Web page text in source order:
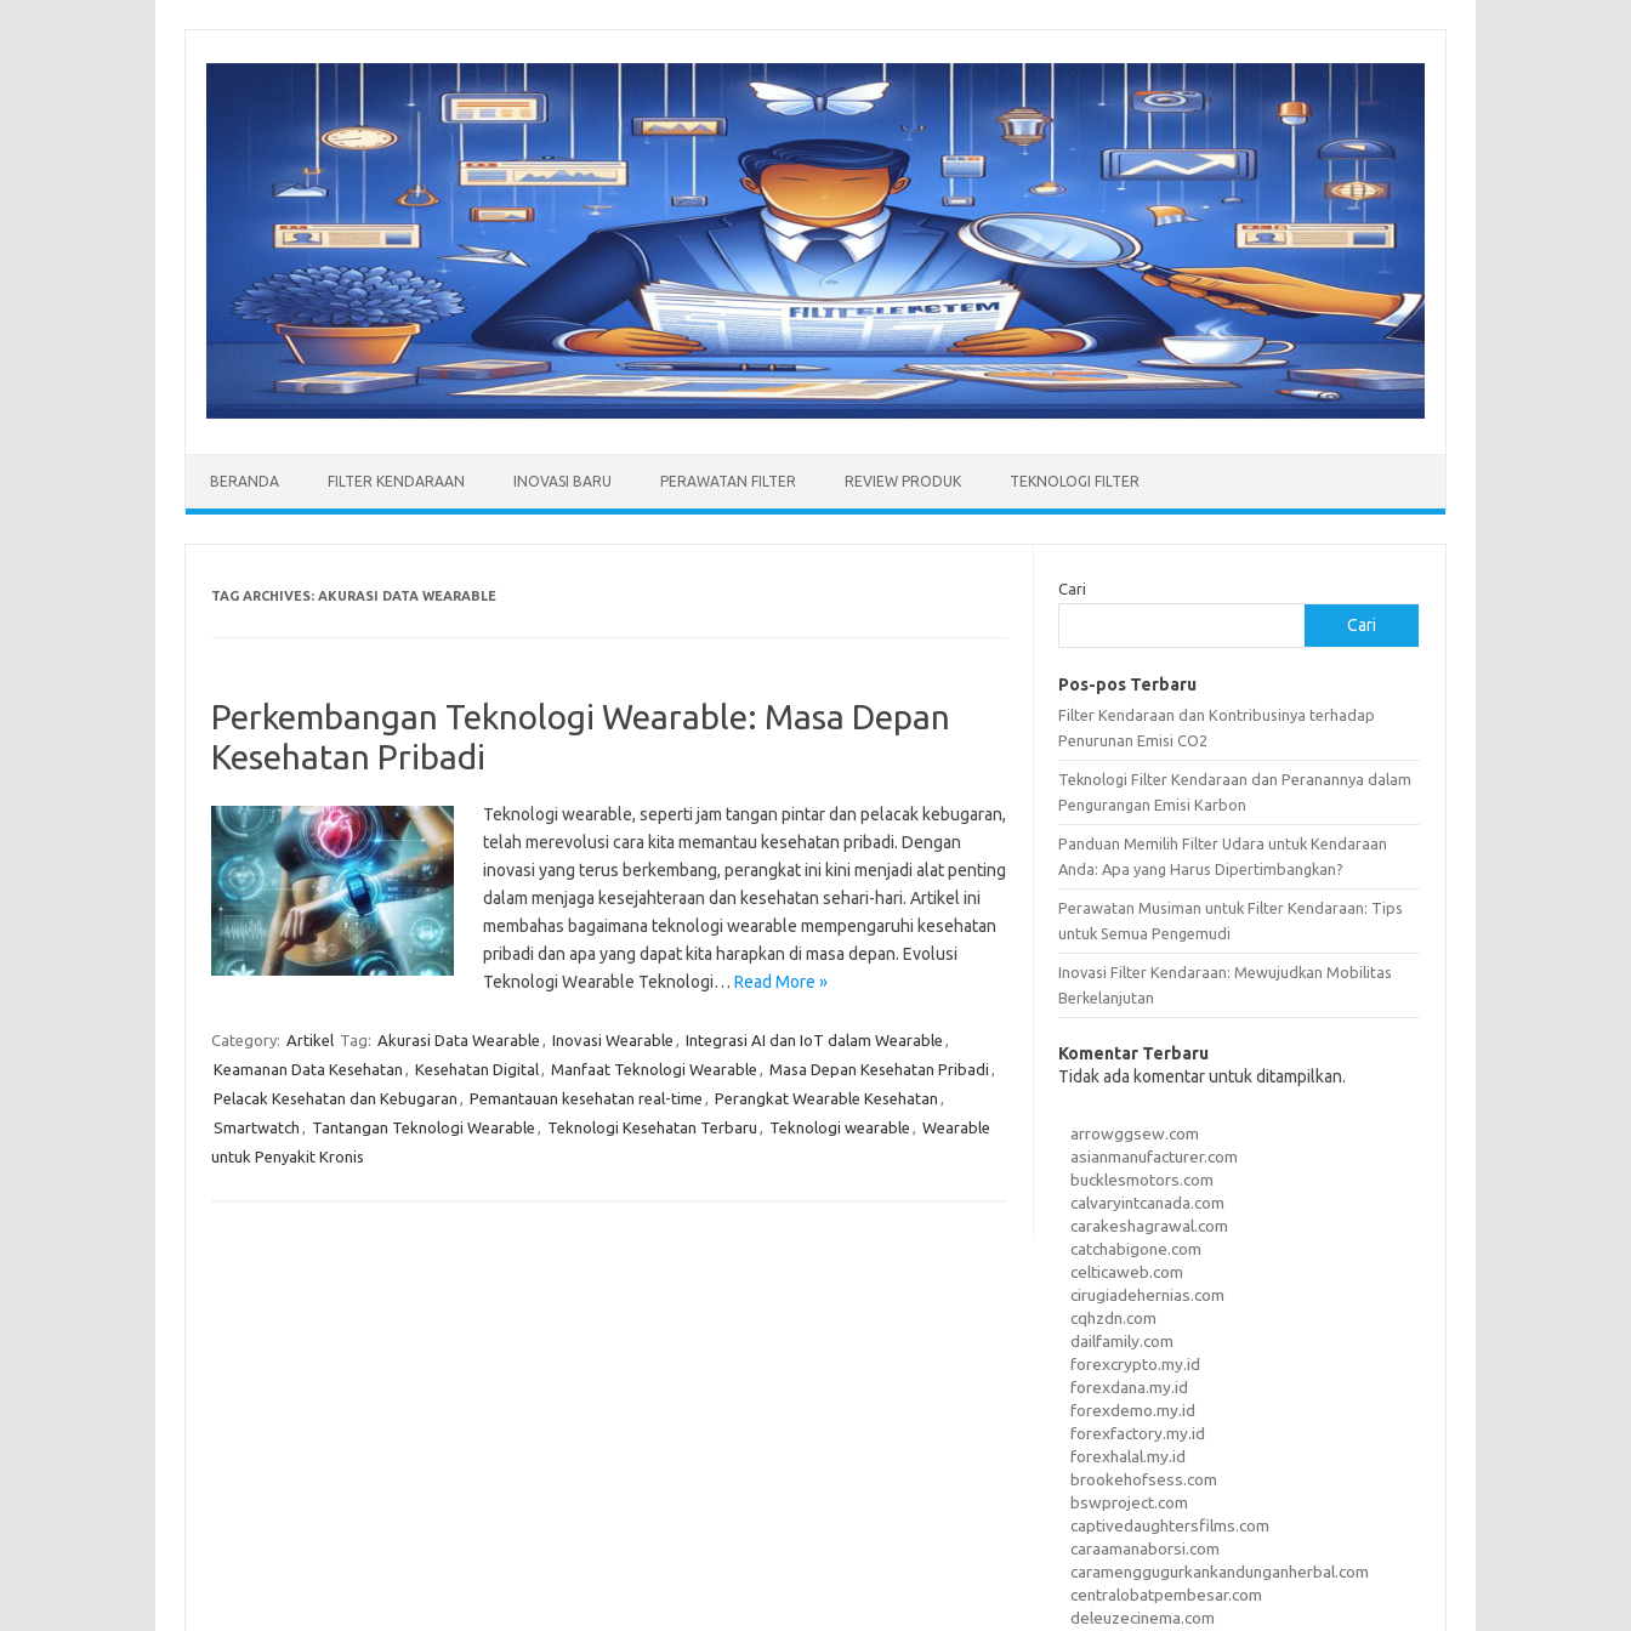
BERANDA FILTER KENDARAAN INOVASI BARU PERAWATAN FILTER REVIEW PRODUK TEKNOLOGI FILTER
TAG ARCHIVES: AKURASI DATA WEARABLE
Perkembangan Teknologi Wearable: Masa Depan
Kesehatan Pribadi
Teknologi wearable, seperti jam tangan pintar dan pelacak kebugaran,
telah merevolusi cara kita memantau kesehatan pribadi. Dengan
inovasi yang terus berkembang, perangkat ini kini menjadi alat penting
dalam menjaga kesejahteraan dan kesehatan sehari-hari. Artikel ini
membahas bagaimana teknologi wearable mempengaruhi kesehatan
pribadi dan apa yang dapat kita harapkan di masa depan. Evolusi
Teknologi Wearable Teknologi… Read More »
Category: Artikel Tag: Akurasi Data Wearable , Inovasi Wearable , Integrasi AI dan IoT dalam Wearable ,
Keamanan Data Kesehatan , Kesehatan Digital, Manfaat Teknologi Wearable , Masa Depan Kesehatan Pribadi ,
Pelacak Kesehatan dan Kebugaran , Pemantauan kesehatan real-time , Perangkat Wearable Kesehatan ,
Smartwatch , Tantangan Teknologi Wearable , Teknologi Kesehatan Terbaru , Teknologi wearable , Wearable
untuk Penyakit Kronis
Cari
Cari
Pos-pos Terbaru
Filter Kendaraan dan Kontribusinya terhadap
Penurunan Emisi CO2
Teknologi Filter Kendaraan dan Peranannya dalam
Pengurangan Emisi Karbon
Panduan Memilih Filter Udara untuk Kendaraan
Anda: Apa yang Harus Dipertimbangkan?
Perawatan Musiman untuk Filter Kendaraan: Tips
untuk Semua Pengemudi
Inovasi Filter Kendaraan: Mewujudkan Mobilitas
Berkelanjutan
Komentar Terbaru
Tidak ada komentar untuk ditampilkan.
arrowggsew.com
asianmanufacturer.com
bucklesmotors.com
calvaryintcanada.com
carakeshagrawal.com
catchabigone.com
celticaweb.com
cirugiadehernias.com
cqhzdn.com
dailfamily.com
forexcrypto.my.id
forexdana.my.id
forexdemo.my.id
forexfactory.my.id
forexhalal.my.id
brookehofsess.com
bswproject.com
captivedaughtersfilms.com
caraamanaborsi.com
caramenggugurkankandunganherbal.com
centralobatpembesar.com
deleuzecinema.com